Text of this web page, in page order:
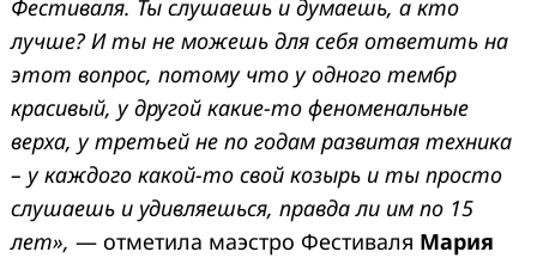
Фестиваля. Ты слушаешь и думаешь, а кто
лучше? И ты не можешь для себя ответить на
этот вопрос, потому что у одного тембр
красивый, у другой какие-то феноменальные
верха, у третьей не по годам развитая техника
– у каждого какой-то свой козырь и ты просто
слушаешь и удивляешься, правда ли им по 15
лет», — отметила маэстро Фестиваля Мария